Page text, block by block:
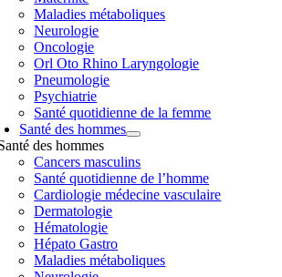
Maladies métaboliques
Neurologie
Oncologie
Orl Oto Rhino Laryngologie
Pneumologie
Psychiatrie
Santé quotidienne de la femme
Santé des hommes
des hommes
Cancers masculins
Santé quotidienne de l’homme
Cardiologie médecine vasculaire
Dermatologie
Hématologie
Hépato Gastro
Maladies métaboliques